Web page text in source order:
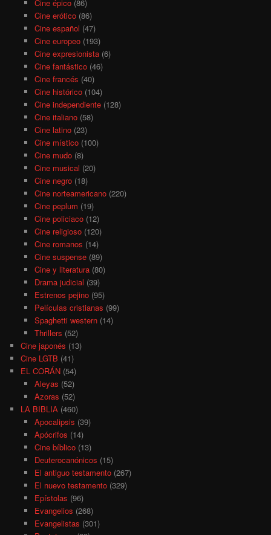
Cine épico(86)
Cine erótico(86)
Cine español (47)
Cine europeo(193)
Cine expresionista(6)
Cine fantástico(46)
Cine francés (40)
Cine histórico(104)
Cine independiente(128)
Cine italiano(58)
Cine latino(23)
Cine místico(100)
Cine mudo(8)
Cine musical (20)
Cine negro(18)
Cine norteamericano(220)
Cine peplum (19)
Cine policiaco(12)
Cine religioso(120)
Cine romanos (14)
Cine suspense(89)
Cine y literatura(80)
Drama judicial (39)
Estrenos pejino(95)
Películas cristianas (99)
Spaghetti western(14)
Thrillers (52)
Cine japonés (13)
Cine LGTB (41)
EL CORÁN (54)
Aleyas (52)
Azoras (52)
LA BIBLIA (460)
Apocalipsis (39)
Apócrifos (14)
Cine bíblico(13)
Deuterocanónicos (15)
El antiguo testamento(267)
El nuevo testamento(329)
Epístolas (96)
Evangelios (268)
Evangelistas (301)